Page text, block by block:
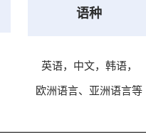
语种
英语，中文，韩语，
欧洲语言、亚洲语言等